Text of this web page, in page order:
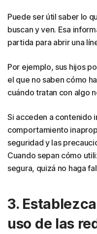
Puede ser útil saber lo
buscan y ven. Esa
partida para abrir una
Por ejemplo, sus hijos
el que no saben cómo
cuándo tratan con algo
Si acceden a contenido
comportamiento
seguridad y las
Cuando sepan cómo
segura, quizá no haga
3.
uso de las